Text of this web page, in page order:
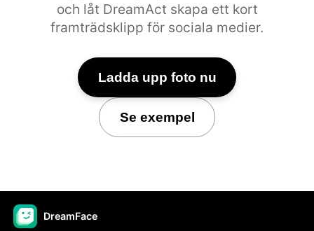
och låt DreamAct skapa ett kort
framträdsklipp för sociala medier.
Ladda upp foto nu
Se exempel
DreamFace